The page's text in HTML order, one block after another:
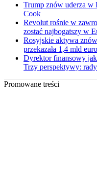
Trump znów uderza w
Cook
Revolut rośnie w
zostać najbogatszy w
Rosyjskie aktywa
przekazała 1,4 mld euro
Dyrektor finansowy
Trzy perspektywy:
Promowane treści